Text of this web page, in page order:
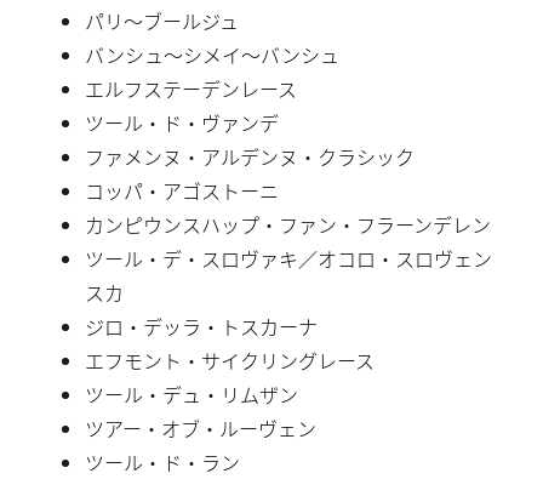
パリ〜ブールジュ
バンシュ〜シメイ〜バンシュ
エルフステーデンレース
ツール・ド・ヴァンデ
ファメンヌ・アルデンヌ・クラシック
コッパ・アゴストーニ
カンピウンスハップ・ファン・フラーンデレン
ツール・デ・スロヴァキ／オコロ・スロヴェン
スカ
ジロ・デッラ・トスカーナ
エフモント・サイクリングレース
ツール・デュ・リムザン
ツアー・オブ・ルーヴェン
ツール・ド・ラン